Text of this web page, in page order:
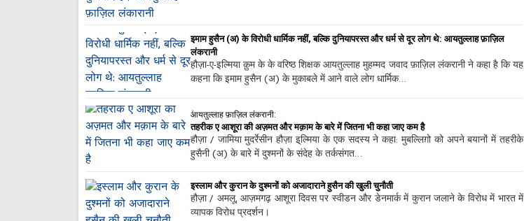
इमाम हुसैन (अ) के विरोधी धार्मिक नहीं, बल्कि दुनियापरस्त और धर्म से दूर लोग थे: आयतुल्लाह फ़ाज़िल
लंकरानी
हौज़ा-ए-इल्मिया क़ुम के के वरिष्ठ शिक्षक आयतुल्लाह मुहम्मद जवाद फ़ाज़िल लंकरानी ने कहा है कि यह
कहना कि इमाम हुसैन (अ) के मुकाबले में आने वाले लोग धार्मिक…
ٰआयतुल्लाह फ़ाज़िल लंकरानी:
तहरीक ए आशूरा की अज़मत और मक़ाम के बारे में जितना भी कहा जाए कम है
हौज़ा / जामिया मुदर्रेसीन हौज़ा इ्ल्मिया के एक सदस्य ने कहा: मुबल्लिग़ो को अपने बयानों में तहरीके
हुसैनी (अ) के बारे में दुश्मनों के संदेह के तर्कसंगत…
इस्लाम और कुरान के दुश्मनों को अजादाराने हुसैन की खुली चुनौती
हौज़ा / अमलू, आज़मगढ़ आशूरा दिवस पर स्वीडन और डेनमार्क में कुरान जलाने के विरोध में भारत में
व्यापक विरोध प्रदर्शन।